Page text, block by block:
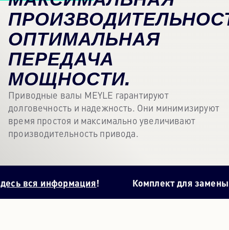
Карьера
Информационный бюллетень
Язык: Русский
ОПТИМАЛЬНАЯ
ПЕРЕДАЧА
МОЩНОСТИ.
Приводные валы MEYLE гарантируют
долговечность и надежность. Они минимизируют
время простоя и максимально увеличивают
производительность привода.
! Комплект для замены масла